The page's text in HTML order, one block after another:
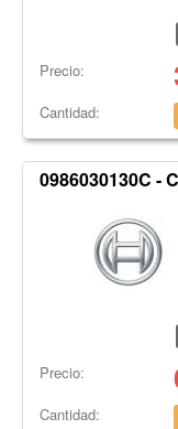
Precio:
Cantidad:
0986030130C -
Precio:
Cantidad: